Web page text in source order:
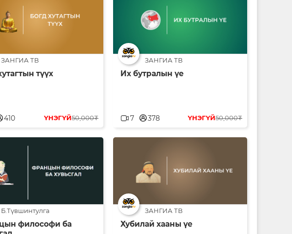
ЗАНГИА ТВ
түүх
ҮНЭГҮЙ50,000₮
410
ЗАНГИА ТВ
Их бутралын үе
ҮНЭГҮЙ50,000₮
7 userblank378
Б.Түвшинтулга
философи ба
ЗАНГИА ТВ
Хубилай хааны үе